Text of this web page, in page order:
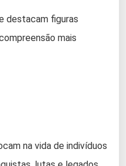
destacam figuras
mais
na vida de indivíduos